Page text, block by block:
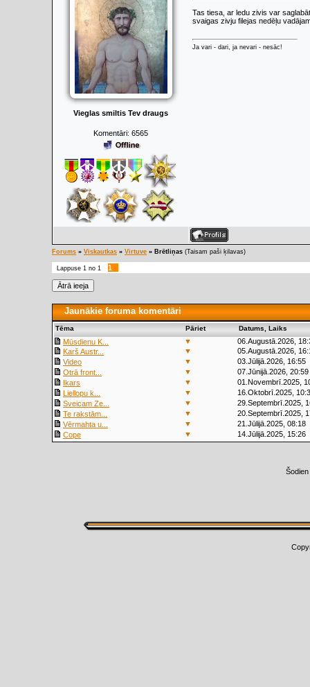
Vieglas smiltis Tev draugs
Komentāri: 6565
Tas tiesa, ar ledu zivis var
svaigas zivju filejas nedēļu
Ja vari - dari, ja nevari - nesāc!
Forums » Viskautkas » Virtuve » Brētliņas (Taisam paši ķilavas)
Lappuse 1 no 1 1
Jaunākie foruma komentāri
Tēma Pāriet Datums, Laiks
Mūsdienu K... ▼
06.Augustā.2026,
Karš Austr...
▼
05.Augustā.2026,
Video
▼
03.Jūlijā.2026, 16:55
Otrā front...
▼
07.Jūnijā.2026, 20:59
Ikars
▼
01.Novembrī.2025,
Liellopu k...
▼
16.Oktobrī.2025,
Sveicam Ze...
▼
29.Septembrī.2025,
Te rakstām...
▼
20.Septembrī.2025,
Vērmahta u...
▼
21.Jūlijā.2025, 08:18
Cope
▼ 14.Jūlijā.2025, 15:26